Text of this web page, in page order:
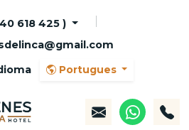
618 425 )
Portugues